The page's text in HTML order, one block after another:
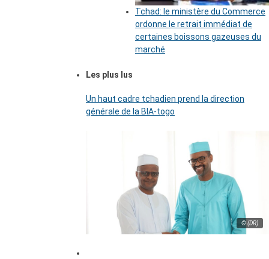
Tchad: le ministère du Commerce
ordonne le retrait immédiat de
certaines boissons gazeuses du
marché
Les plus lus
Un haut cadre tchadien prend la direction
générale de la BIA-togo
© (DR)